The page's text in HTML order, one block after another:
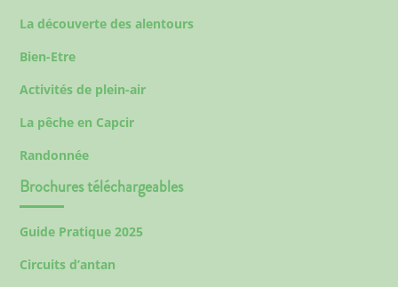
La découverte des alentours
Bien-Etre
Activités de plein-air
La pêche en Capcir
Randonnée
Brochures téléchargeables
Guide Pratique 2025
Circuits d’antan